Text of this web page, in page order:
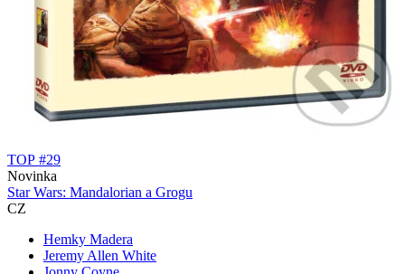
TOP #29
Novinka
Star Wars: Mandalorian a Grogu
CZ
Hemky Madera
Jeremy Allen White